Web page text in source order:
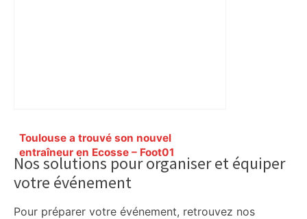
Toulouse a trouvé son nouvel
entraîneur en Ecosse – Foot01
Primary
Sidebar
Nos solutions pour organiser et équiper
votre événement
Pour préparer votre événement, retrouvez nos